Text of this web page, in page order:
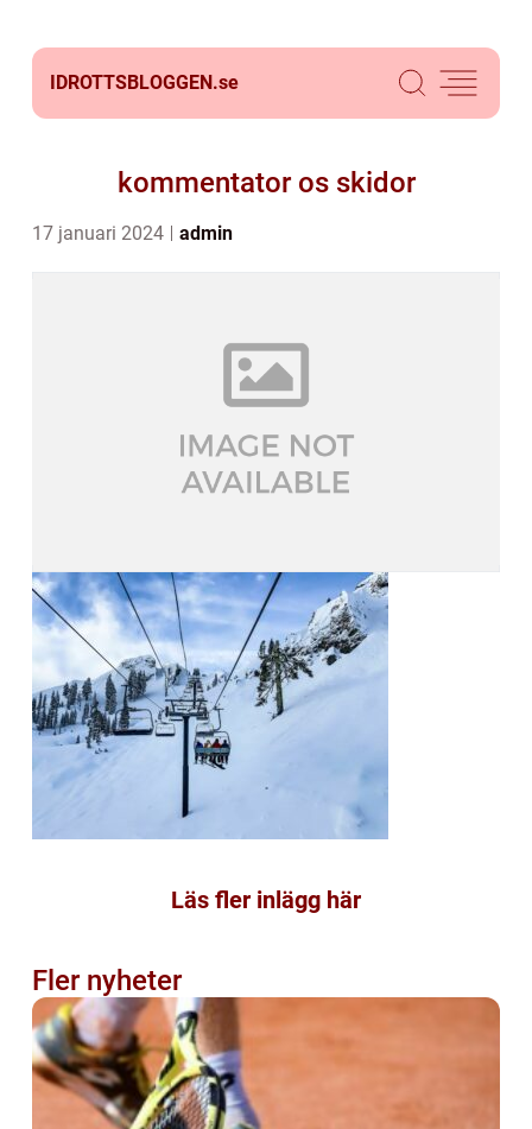
IDROTTSBLOGGEN.se
kommentator os skidor
17 januari 2024 admin
Läs fler inlägg här
Fler nyheter